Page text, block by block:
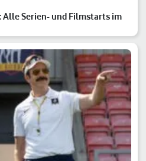
Alle Serien- und Filmstarts im